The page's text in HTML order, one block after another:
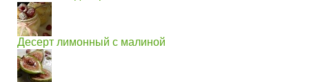
Десерт лимонный с малиной